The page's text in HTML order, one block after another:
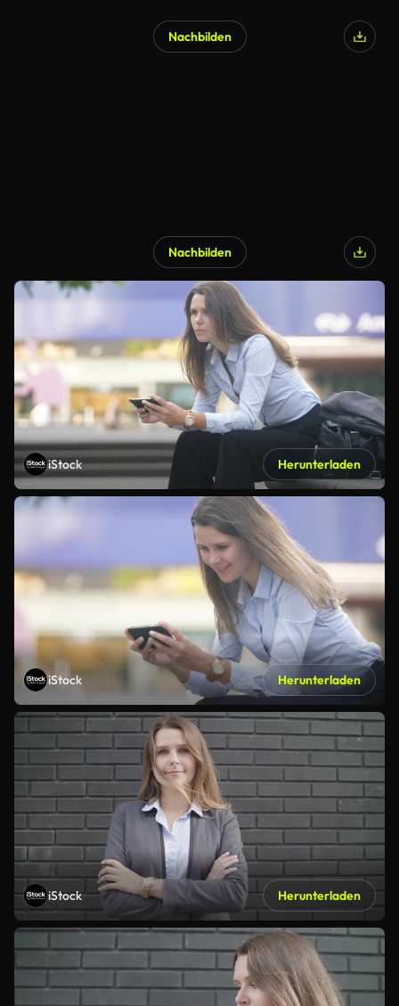
Nachbilden
Nachbilden
iStock Herunterladen
iStock Herunterladen
iStock Herunterladen